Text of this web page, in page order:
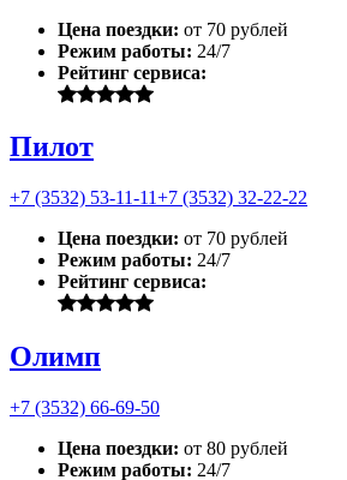
Цена поездки: от 70 рублей
Режим работы: 24/7
Рейтинг сервиса:
Пилот
+7 (3532) 53-11-11+7 (3532) 32-22-22
Цена поездки: от 70 рублей
Режим работы: 24/7
Рейтинг сервиса:
Олимп
+7 (3532) 66-69-50
Цена поездки: от 80 рублей
Режим работы: 24/7